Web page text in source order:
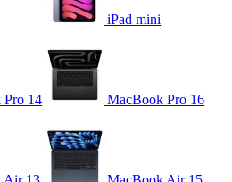
iPad mini
Pro 14 MacBook Pro 16